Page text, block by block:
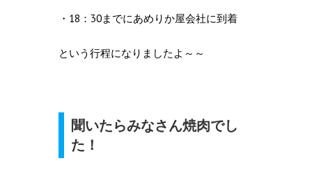
・18：30までにあめりか屋会社に到着
という行程になりましたよ～～
聞いたらみなさん焼肉でし
た！